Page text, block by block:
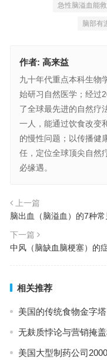
急性脑溢血能
脑部有
作者: 高来益
九十年代重点本科生物
始研习自然医学；经过
了全球最先进的自然疗
一人，能通过饮食改变
的慢性问题；以传播健
任，定位全球顶尖自然
必缘遇。
上一篇
脑出血（脑溢血）的7种常
下一篇
中风（脑缺血脑梗塞）的
相关推荐
美国的传统食物金字
无麸质悖论与营销掩
美国大型制药公司